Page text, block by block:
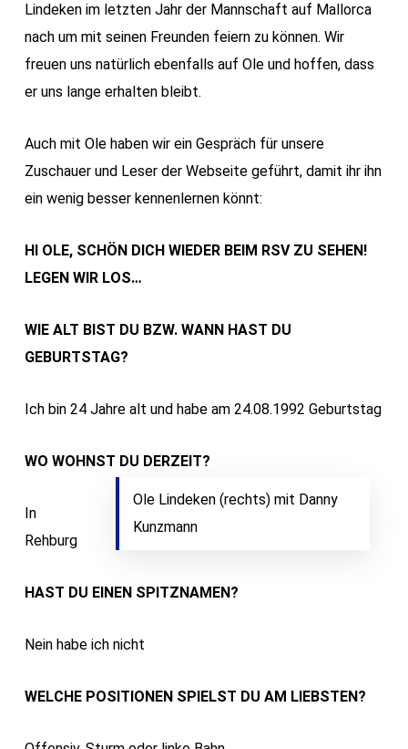
Lindeken im letzten Jahr der Mannschaft auf Mallorca
nach um mit seinen Freunden feiern zu können. Wir
freuen uns natürlich ebenfalls auf Ole und hoffen, dass
er uns lange erhalten bleibt.
Auch mit Ole haben wir ein Gespräch für unsere
Zuschauer und Leser der Webseite geführt, damit ihr ihn
ein wenig besser kennenlernen könnt:
HI OLE, SCHÖN DICH WIEDER BEIM RSV ZU SEHEN!
LEGEN WIR LOS…
WIE ALT BIST DU BZW. WANN HAST DU
GEBURTSTAG?
Ich bin 24 Jahre alt und habe am 24.08.1992 Geburtstag
WO WOHNST DU DERZEIT?
Ole Lindeken (rechts) mit Danny
Kunzmann
In
Rehburg
HAST DU EINEN SPITZNAMEN?
Nein habe ich nicht
WELCHE POSITIONEN SPIELST DU AM LIEBSTEN?